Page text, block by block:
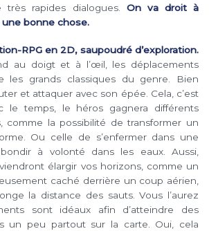
très rapides dialogues. On va droit à
une bonne chose.
RPG en 2D, saupoudré d’exploration.
au doigt et à l’œil, les déplacements
les grands classiques du genre. Bien
et attaquer avec son épée. Cela, c’est
le temps, le héros gagnera différents
comme la possibilité de transformer un
Ou celle de s’enfermer dans une
à volonté dans les eaux. Aussi,
élargir vos horizons, comme un
caché derrière un coup aérien,
la distance des sauts. Vous l’aurez
sont idéaux afin d’atteindre des
un peu partout sur la carte. Oui, cela